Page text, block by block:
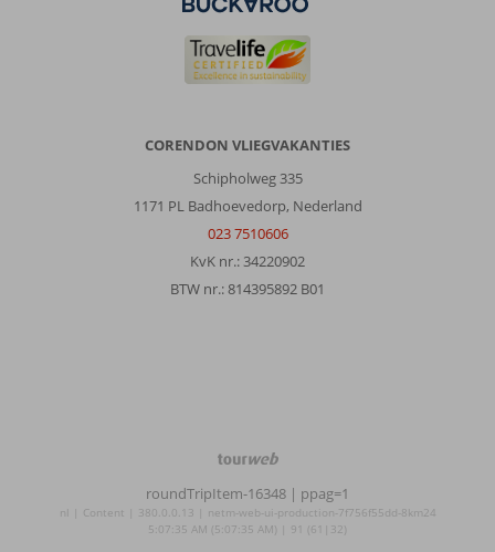
CORENDON VLIEGVAKANTIES
Schipholweg 335
1171 PL Badhoevedorp, Nederland
023 7510606
KvK nr.: 34220902
BTW nr.: 814395892 B01
TourWeb
©
NetMatch
roundTripItem-16348 | ppag=1
nl | Content | 380.0.0.13 | netm-web-ui-production-7f756f55dd-8km24
5:07:35 AM (5:07:35 AM) | 91 (61|32)